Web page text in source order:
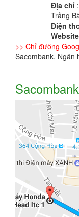
Địa chỉ
Trảng
Điện
Website
>> Chỉ đường
Sacombank, Ngân
Sacombank